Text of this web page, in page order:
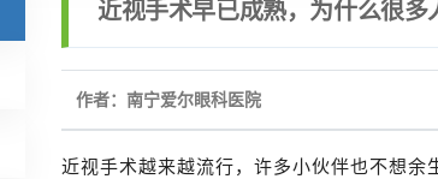
近视手术早已成熟，为什么很多
作者：南宁爱尔眼科医院
近视手术越来越流行，许多小伙伴也不想余